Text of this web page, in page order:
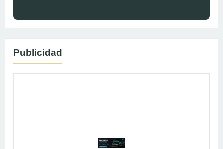
Publicidad
Publicidad